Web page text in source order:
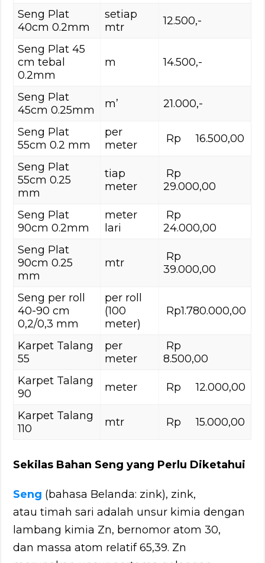
Seng Plat
40cm 0.2mm
setiap
mtr
12.500,-
Seng Plat 45
cm tebal
0.2mm
m 14.500,-
Seng Plat
45cm 0.25mm
m’ 21.000,-
Seng Plat
55cm 0.2 mm
per
meter
Rp 16.500,00
Seng Plat
55cm 0.25
mm
tiap
meter
Rp
29.000,00
Seng Plat
90cm 0.2mm
meter
lari
Rp
24.000,00
Seng Plat
90cm 0.25
mm
mtr
Rp
39.000,00
Seng per roll
40-90 cm
0,2/0,3 mm
per roll
(100
meter)
Rp1.780.000,00
Karpet Talang
55
per
meter
Rp
8.500,00
Karpet Talang
90
meter Rp 12.000,00
Karpet Talang
110
mtr Rp 15.000,00
Sekilas Bahan Seng yang Perlu Diketahui
Seng (bahasa Belanda: zink), zink,
atau timah sari adalah unsur kimia dengan
lambang kimia Zn, bernomor atom 30,
dan massa atom relatif 65,39. Zn